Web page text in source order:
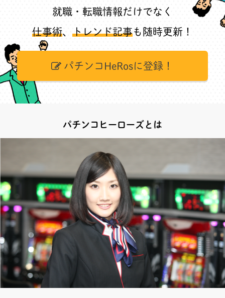
就職・転職情報だけでなく
仕事術、 トレンド記事も随時更新！
パチンコHeRosに登録！
パチンコヒーローズとは